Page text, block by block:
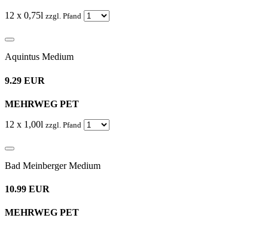
12 x 0,75l zzgl. Pfand
Aquintus Medium
9.29 EUR
MEHRWEG PET
12 x 1,00l zzgl. Pfand
Bad Meinberger Medium
10.99 EUR
MEHRWEG PET